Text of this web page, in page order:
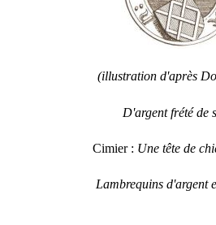
(illustration d'après
D'argent frété de
Cimier : Une tête de
Lambrequins d'argent